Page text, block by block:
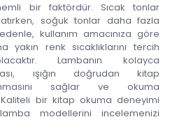
bir faktördür. Sıcak tonlar
soğuk tonlar daha fazla
kullanım amacınıza göre
yakın renk sıcaklıklarını tercih
Lambanın kolayca
ışığın doğrudan kitap
sağlar ve okuma
bir kitap okuma deneyimi
modellerini incelemenizi